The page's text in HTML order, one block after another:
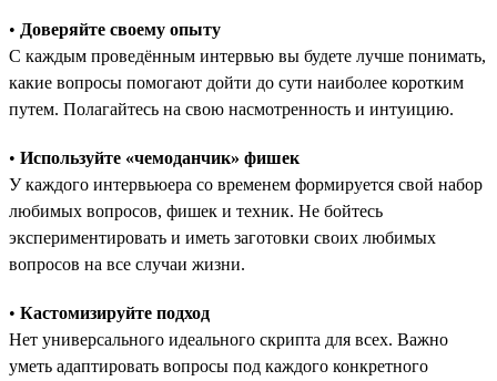
• Доверяйте своему опыту
С каждым проведённым интервью вы будете лучше понимать,
какие вопросы помогают дойти до сути наиболее коротким
путем. Полагайтесь на свою насмотренность и интуицию.
• Используйте «чемоданчик» фишек
У каждого интервьюера со временем формируется свой набор
любимых вопросов, фишек и техник. Не бойтесь
экспериментировать и иметь заготовки своих любимых
вопросов на все случаи жизни.
• Кастомизируйте подход
Нет универсального идеального скрипта для всех. Важно
уметь адаптировать вопросы под каждого конкретного